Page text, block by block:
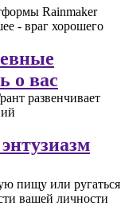
Rainmaker
- враг хорошего
о вас
развенчивает
пищу или ругаться
вашей личности